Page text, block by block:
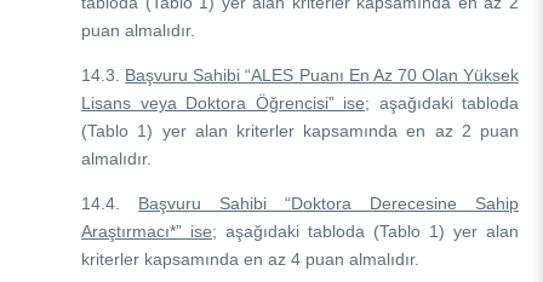
puan almalıdır.
14.3. Başvuru Sahibi “ALES Puanı En Az 70 Olan Yüksek
Lisans veya Doktora Öğrencisi” ise; aşağıdaki tabloda
(Tablo 1) yer alan kriterler kapsamında en az 2 puan
almalıdır.
14.4. Başvuru Sahibi “Doktora Derecesine Sahip
Araştırmacı*” ise; aşağıdaki tabloda (Tablo 1) yer alan
kriterler kapsamında en az 4 puan almalıdır.